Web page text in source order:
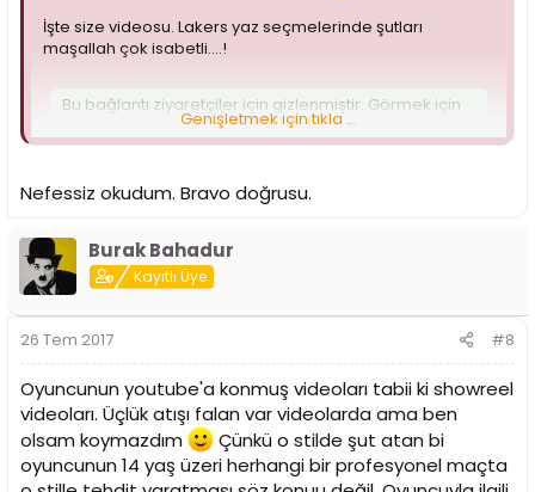
İşte size videosu. Lakers yaz seçmelerinde şutları
maşallah çok isabetli....!
Bu bağlantı ziyaretçiler için gizlenmiştir. Görmek için
giriş yapınveyaüye olun.
Başarılı olur mu ) İlk izlenim hayır.
Cline senden bir şey olmaz demişlerdir % 100.
Son olarak 2 çift lafım var Ege'ye. Bu adamı kesemesse
gitsin 2. 3.ligde oynasın,direkt yüzüne söylerim Ege'nin
senden bir şey olmaz artık diye. T.J Ege'nin % 30'u ya eder
Genişletmek için tıkla ...
Nefessiz okudum. Bravo doğrusu.
Burak Bahadur
Kayıtlı Üye
26 Tem 2017 #8
Oyuncunun youtube'a konmuş videoları tabii ki showreel
videoları. Üçlük atışı falan var videolarda ama ben
olsam koymazdım
Çünkü o stilde şut atan bi
oyuncunun 14 yaş üzeri herhangi bir profesyonel maçta